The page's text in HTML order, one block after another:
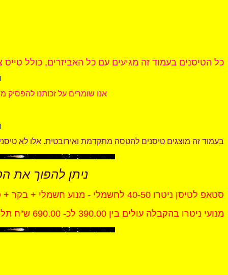
כל הטיסנים בעמוד זה מגיעים עם כל האביזרים, כולל טייס
.אנו שומרים על זכותנו
.בעמוד זה מוצגים טיסנים להטסה מתקדמת ואירובטית. אלו לא טיסני
ניתן להפוך את
סטאפ לטיסן ניטרו 40-50 לחשמלי - מנוע חשמלי + בקר + סוללת ליטיום + מתאם למנוע חשמלי + מטען מחירו כ - 690.00 עד 890.00 ש"ח
. מנועי ניטרו בהקבלה עולים בין 390.00 לכ- 690.00 ש"ח תלוי בסוג ונפח. מנועים תוצרת אירופאית עד 790.00 ש"ח